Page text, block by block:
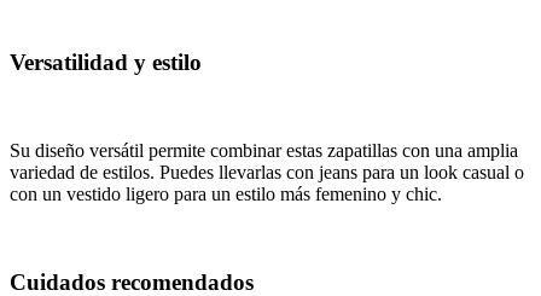
Versatilidad y estilo
Su diseño versátil permite combinar estas zapatillas con una amplia
variedad de estilos. Puedes llevarlas con jeans para un look casual o
con un vestido ligero para un estilo más femenino y chic.
Cuidados recomendados